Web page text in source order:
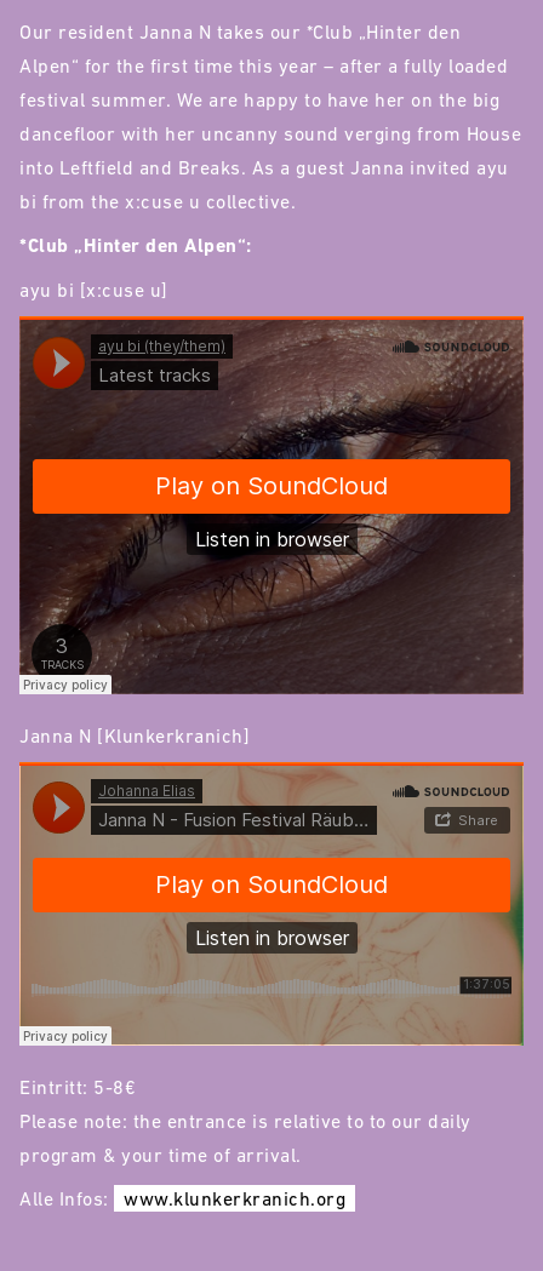
Our resident Janna N takes our *Club „Hinter den
Alpen“ for the first time this year – after a fully loaded
festival summer. We are happy to have her on the big
dancefloor with her uncanny sound verging from House
into Leftfield and Breaks. As a guest Janna invited ayu
bi from the x:cuse u collective.
*Club „Hinter den Alpen“:
ayu bi [x:cuse u]
Janna N [Klunkerkranich]
Eintritt: 5-8€
Please note: the entrance is relative to to our daily
program & your time of arrival.
Alle Infos:
www.klunkerkranich.org